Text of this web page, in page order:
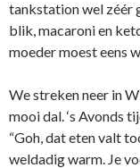
tankstation wel zéér
blik, macaroni en
moeder moest eens
We streken neer in
mooi dal. ‘s Avonds
“Goh, dat eten valt
weldadig warm. Je